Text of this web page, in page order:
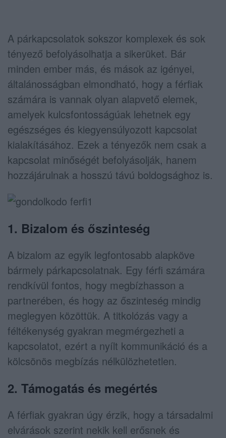
A párkapcsolatok sokszor komplexek és sok
tényező befolyásolhatja a sikerüket. Bár
minden ember más, és mások az igényei,
általánosságban elmondható, hogy a férfiak
számára is vannak olyan alapvető elemek,
amelyek kulcsfontosságúak lehetnek egy
egészséges és kiegyensúlyozott kapcsolat
kialakításához. Ezek a tényezők nem csak a
kapcsolat minőségét befolyásolják, hanem
hozzájárulnak a hosszú távú boldogsághoz is.
1. Bizalom és őszinteség
A bizalom az egyik legfontosabb alapköve
bármely párkapcsolatnak. Egy férfi számára
rendkívül fontos, hogy megbízhasson a
partnerében, és hogy az őszinteség mindig
meglegyen közöttük. A titkolózás vagy a
féltékenység gyakran megmérgezheti a
kapcsolatot, ezért a nyílt kommunikáció és a
kölcsönös megbízás nélkülözhetetlen.
2. Támogatás és megértés
A férfiak gyakran úgy érzik, hogy a társadalmi
elvárások szerint nekik kell erősnek és